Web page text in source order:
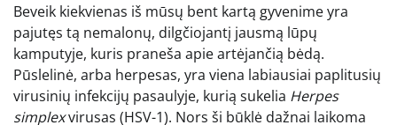
Beveik kiekvienas iš mūsų bent kartą gyvenime yra
pajutęs tą nemalonų, dilgčiojantį jausmą lūpų
kamputyje, kuris praneša apie artėjančią bėdą.
Pūslelinė, arba herpesas, yra viena labiausiai paplitusių
virusinių infekcijų pasaulyje, kurią sukelia Herpes
simplexvirusas (HSV-1). Nors ši būklė dažnai laikoma